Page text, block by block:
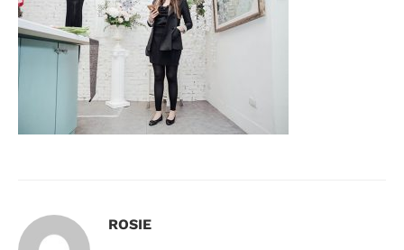
ROSIE